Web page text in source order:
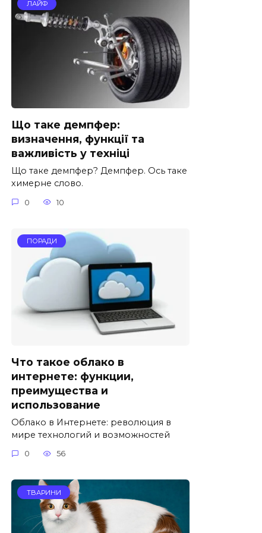
ЛАЙФ
Що таке демпфер:
визначення, функції та
важливість у техніці
Що таке демпфер? Демпфер. Ось таке
химерне слово.
0 10
ПОРАДИ
Что такое облако в
интернете: функции,
преимущества и
использование
Облако в Интернете: революция в
мире технологий и возможностей
0 56
ТВАРИНИ